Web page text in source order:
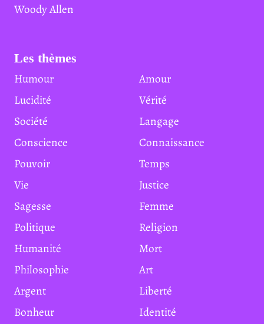
Woody Allen
Les thèmes
Humour
Amour
Lucidité
Vérité
Société
Langage
Conscience
Connaissance
Pouvoir
Temps
Vie
Justice
Sagesse
Femme
Politique
Religion
Humanité
Mort
Philosophie
Art
Argent
Liberté
Bonheur
Identité